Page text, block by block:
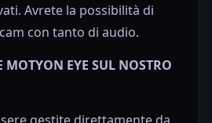
Avrete la possibilità di
con tanto di audio.
MOTYON EYE SUL NOSTRO